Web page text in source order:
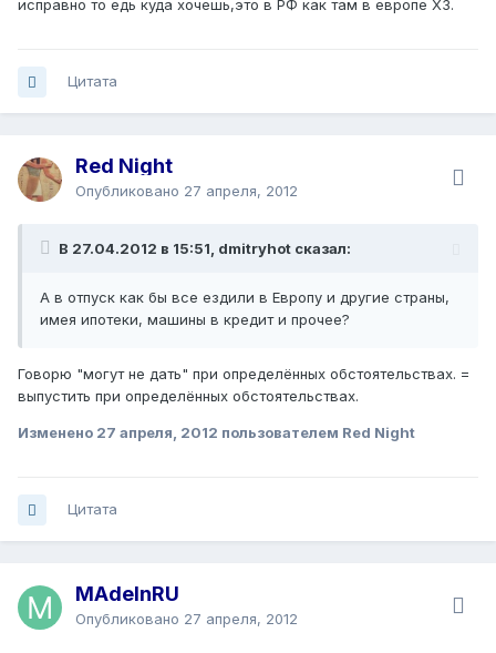
исправно то едь куда хочешь,это в РФ как там в европе ХЗ.
Цитата
Red Night
Опубликовано 27 апреля, 2012
В 27.04.2012 в 15:51, dmitryhot сказал:
А в отпуск как бы все ездили в Европу и другие страны,
имея ипотеки, машины в кредит и прочее?
Говорю "могут не дать" при определённых обстоятельствах. =
выпустить при определённых обстоятельствах.
Изменено 27 апреля, 2012 пользователем Red Night
Цитата
MAdeInRU
Опубликовано 27 апреля, 2012